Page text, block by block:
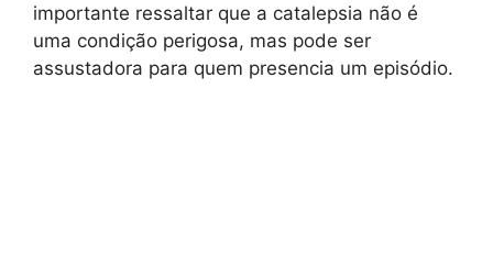
importante ressaltar que a catalepsia não é
uma condição perigosa, mas pode ser
assustadora para quem presencia um episódio.